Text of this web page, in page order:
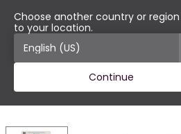
Choose another country or
to your location.
Continue